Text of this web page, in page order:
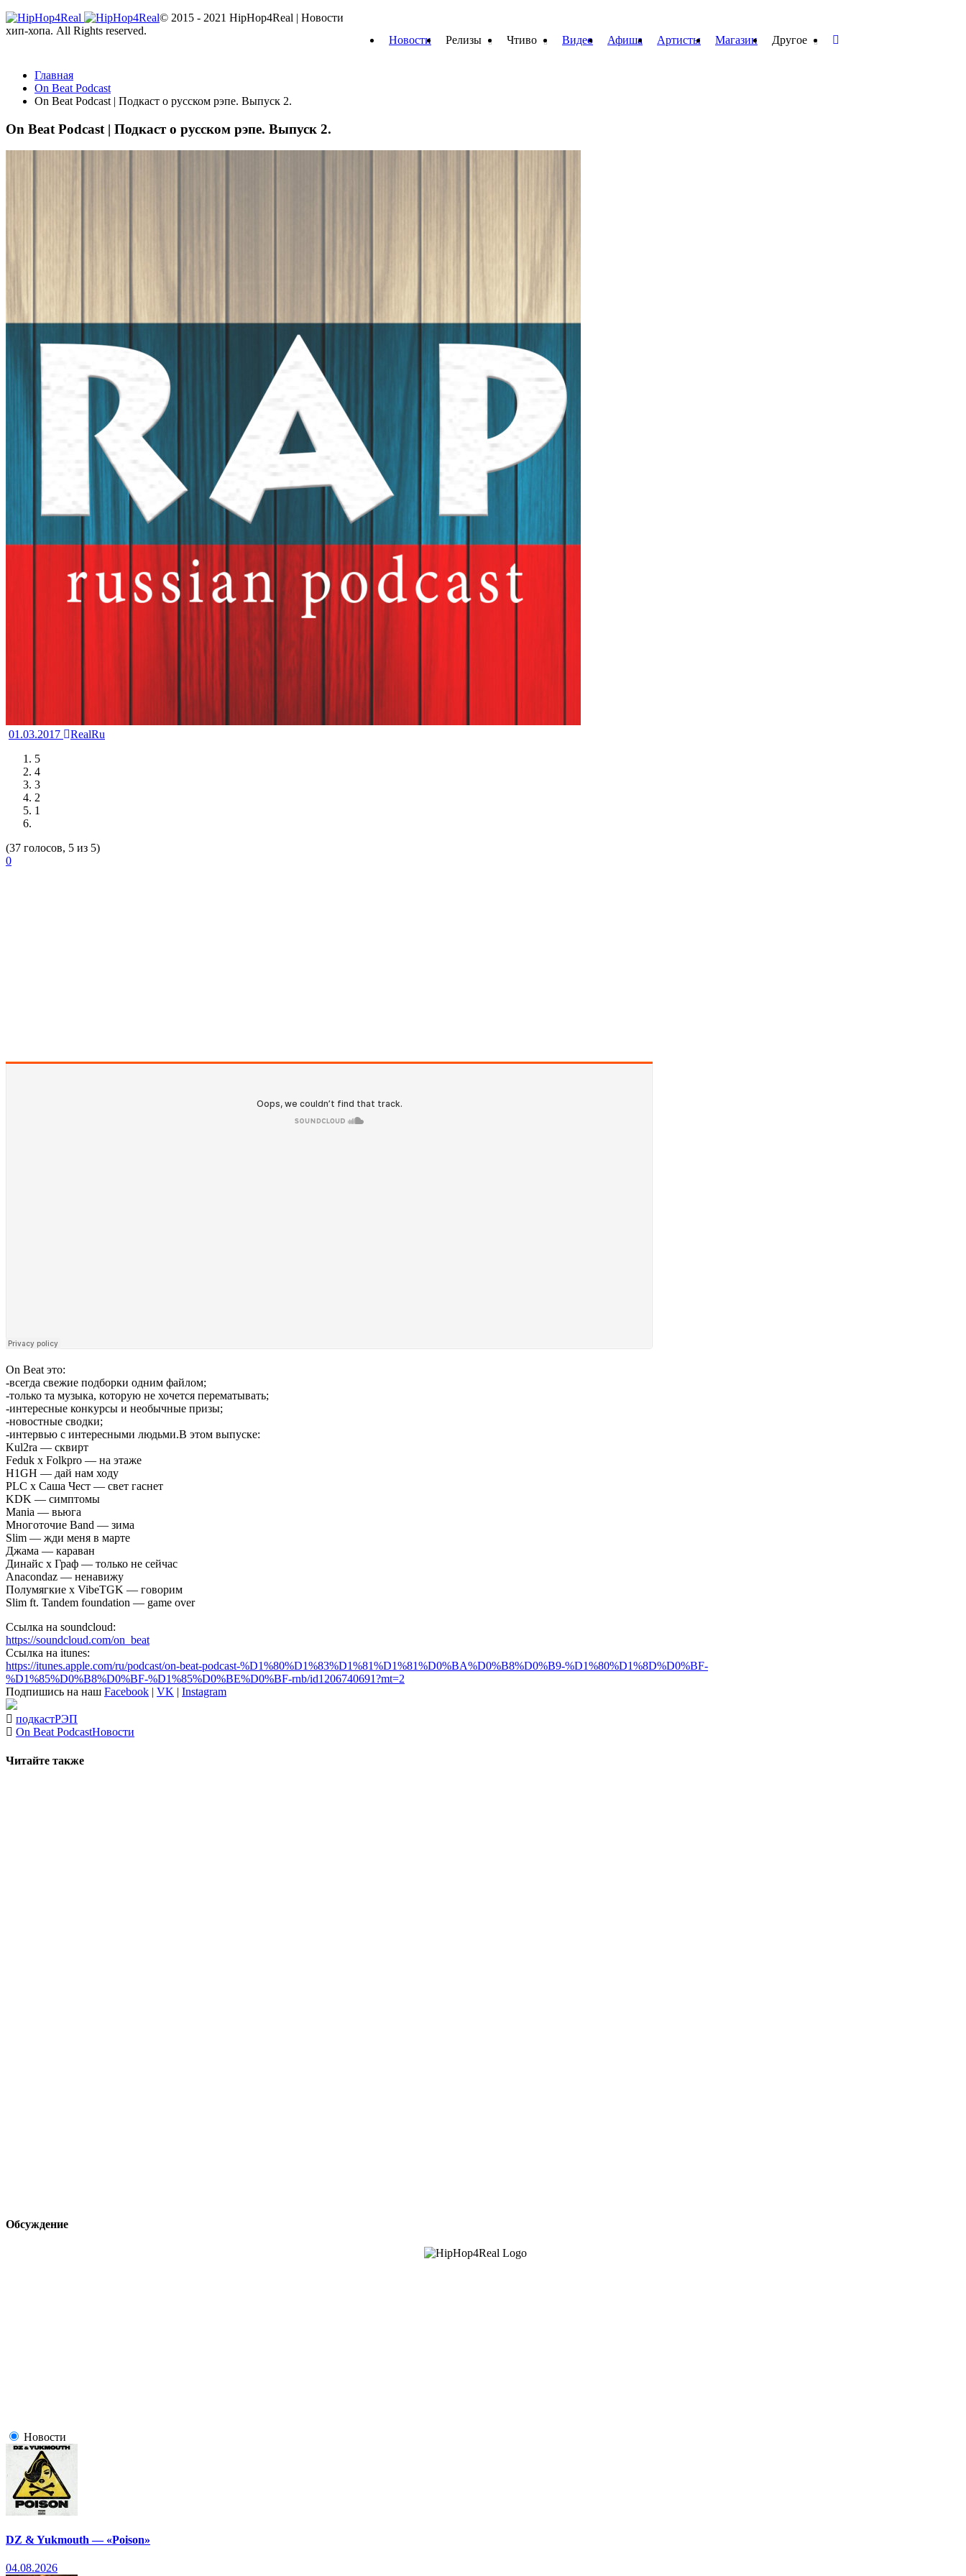
Новости Релизы Чтиво Видео Афиша Артисты Магазин Другое
Главная
On Beat Podcast
On Beat Podcast | Подкаст о русском рэпе. Выпуск 2.
On Beat Podcast | Подкаст о русском рэпе. Выпуск 2.
01.03.2017
RealRu
5
4
3
2
1
(37 голосов, 5 из 5)
0
On Beat это:
-всегда свежие подборки одним файлом;
-только та музыка, которую не хочется перематывать;
-интересные конкурсы и необычные призы;
-новостные сводки;
-интервью с интересными людьми.В этом выпуске:
Kul2ra — сквирт
Feduk x Folkpro — на этаже
H1GH — дай нам ходу
PLC x Саша Чест — свет гаснет
KDK — симптомы
Mania — вьюга
Многоточие Band — зима
Slim — жди меня в марте
Джама — караван
Динайс x Граф — только не сейчас
Anacondaz — ненавижу
Полумягкие x VibeTGK — говорим
Slim ft. Tandem foundation — game over
Ссылка на soundcloud:
https://soundcloud.com/on_beat
Ссылка на itunes:
https://itunes.apple.com/ru/podcast/on-beat-podcast-%D1%80%D1%83%D1%81%D1%81%D0%BA%D0%B8%D0%B9-%D1%80%D1%8D%D0%BF-
%D1%85%D0%B8%D0%BF-%D1%85%D0%BE%D0%BF-rnb/id1206740691?mt=2
Подпишись на наш Facebook | VK | Instagram
подкастРЭП
On Beat PodcastНовости
Читайте также
Обсуждение
Новости
DZ & Yukmouth — «Poison»
04.08.2026
© 2015 - 2021 HipHop4Real | Новости
хип-хопа. All Rights reserved.